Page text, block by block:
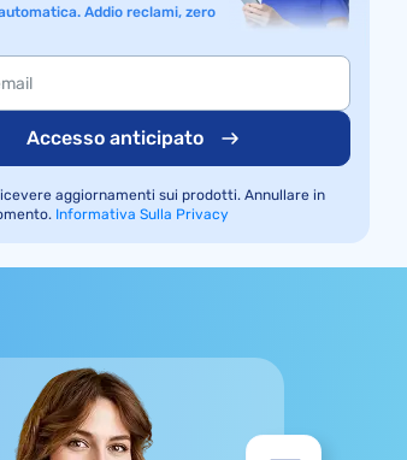
Addio reclami, zero
Accesso anticipato
aggiornamenti sui prodotti. Annullare in
Informativa Sulla Privacy